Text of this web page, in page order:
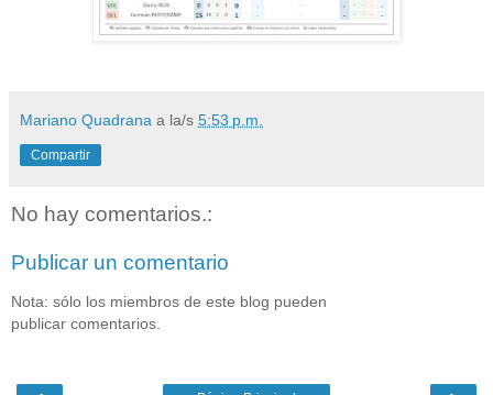
Mariano Quadrana a la/s 5:53 p.m.
Compartir
No hay comentarios.:
Publicar un comentario
Nota: sólo los miembros de este blog pueden
publicar comentarios.